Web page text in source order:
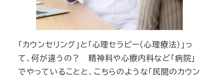
「カウンセリング」と「心理セラピー（心理療法）」っ
て、何が違うの？ 精神科や心療内科など「病院」
でやっていることと、こちらのような「民間のカウン